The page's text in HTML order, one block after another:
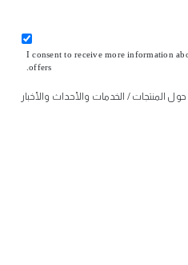
I consent to receive more information
offers.
المنتجات / الخدمات والأحداث والأخبار